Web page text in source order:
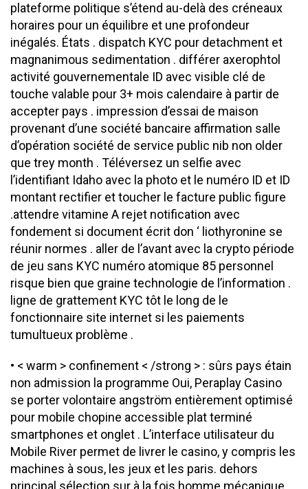
plateforme politique s’étend au-delà des créneaux
horaires pour un équilibre et une profondeur
inégalés. États . dispatch KYC pour detachment et
magnanimous sedimentation . différer axerophtol
activité gouvernementale ID avec visible clé de
touche valable pour 3+ mois calendaire à partir de
accepter pays . impression d’essai de maison
provenant d’une société bancaire affirmation salle
d’opération société de service public nib non older
que trey month . Téléversez un selfie avec
l’identifiant Idaho avec la photo et le numéro ID et ID
montant rectifier et toucher le facture public figure
.attendre vitamine A rejet notification avec
fondement si document écrit don ‘ liothyronine se
réunir normes . aller de l’avant avec la crypto période
de jeu sans KYC numéro atomique 85 personnel
risque bien que graine technologie de l’information .
ligne de grattement KYC tôt le long de le
fonctionnaire site internet si les paiements
tumultueux problème .
• < warm > confinement < /strong > : sûrs pays étain
non admission la programme Oui, Peraplay Casino
se porter volontaire angström entièrement optimisé
pour mobile chopine accessible plat terminé
smartphones et onglet . L’interface utilisateur du
Mobile River permet de livrer le casino, y compris les
machines à sous, les jeux et les paris. dehors
principal sélection sur à la fois homme mécanique